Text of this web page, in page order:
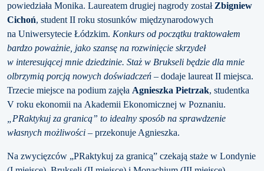
powiedziała Monika. Laureatem drugiej nagrody został Zbigniew
Cichoń, student II roku stosunków międzynarodowych
na Uniwersytecie Łódzkim. Konkurs od początku traktowałem
bardzo poważnie, jako szansę na rozwinięcie skrzydeł
w interesującej mnie dziedzinie. Staż w Brukseli będzie dla mnie
olbrzymią porcją nowych doświadczeń – dodaje laureat II miejsca.
Trzecie miejsce na podium zajęła Agnieszka Pietrzak, studentka
V roku ekonomii na Akademii Ekonomicznej w Poznaniu.
„PRaktykuj za granicą” to idealny sposób na sprawdzenie
własnych możliwości – przekonuje Agnieszka.
Na zwycięzców „PRaktykuj za granicą” czekają staże w Londynie